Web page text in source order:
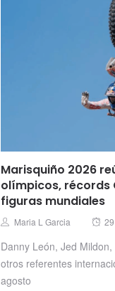
Marisquiño 2026
olímpicos, récords
figuras mundiales
Author
Maria L Garcia
Danny León, Jed
otros referentes
agosto